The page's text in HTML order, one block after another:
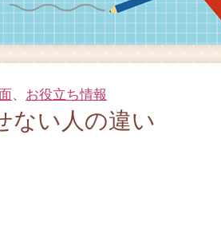
、 お役立ち情報
ない人の違い